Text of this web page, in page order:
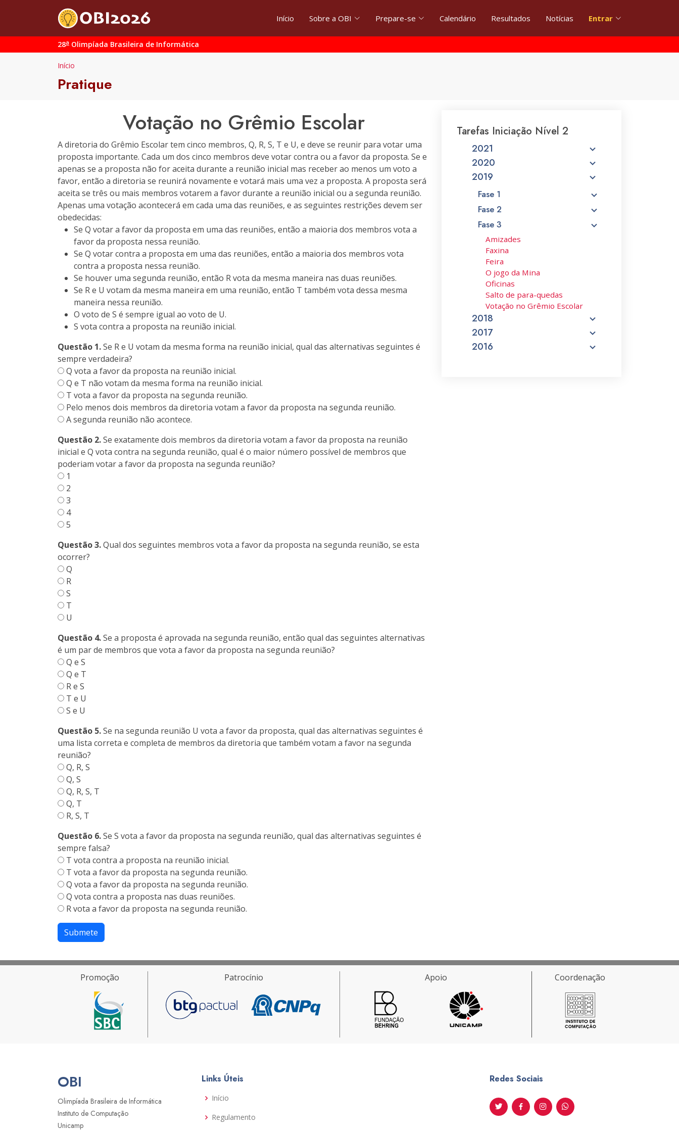
Início Sobre a OBI Prepare-se Calendário Resultados Notícias Entrar
28a Olimpíada Brasileira de Informática
Início
Pratique
Votação no Grêmio Escolar
A diretoria do Grêmio Escolar tem cinco membros, Q, R, S, T e U, e deve se reunir para votar uma
proposta importante. Cada um dos cinco membros deve votar contra ou a favor da proposta. Se e
apenas se a proposta não for aceita durante a reunião inicial mas receber ao menos um voto a
favor, então a diretoria se reunirá novamente e votará mais uma vez a proposta. A proposta será
aceita se três ou mais membros votarem a favor durante a reunião inicial ou a segunda reunião.
Apenas uma votação acontecerá em cada uma das reuniões, e as seguintes restrições devem ser
obedecidas:
Se Q votar a favor da proposta em uma das reuniões, então a maioria dos membros vota a
favor da proposta nessa reunião.
Se Q votar contra a proposta em uma das reuniões, então a maioria dos membros vota
contra a proposta nessa reunião.
Se houver uma segunda reunião, então R vota da mesma maneira nas duas reuniões.
Se R e U votam da mesma maneira em uma reunião, então T também vota dessa mesma
maneira nessa reunião.
O voto de S é sempre igual ao voto de U.
S vota contra a proposta na reunião inicial.
Questão 1.Se R e U votam da mesma forma na reunião inicial, qual das alternativas seguintes é
sempre verdadeira?
Q vota a favor da proposta na reunião inicial.
Q e T não votam da mesma forma na reunião inicial.
T vota a favor da proposta na segunda reunião.
Pelo menos dois membros da diretoria votam a favor da proposta na segunda reunião.
A segunda reunião não acontece.
Questão 2.Se exatamente dois membros da diretoria votam a favor da proposta na reunião
inicial e Q vota contra na segunda reunião, qual é o maior número possível de membros que
poderiam votar a favor da proposta na segunda reunião?
1
2
3
4
5
Questão 3.Qual dos seguintes membros vota a favor da proposta na segunda reunião, se esta
ocorrer?
Q
R
S
T
U
Questão 4.Se a proposta é aprovada na segunda reunião, então qual das seguintes alternativas
é um par de membros que vota a favor da proposta na segunda reunião?
Q e S
Q e T
R e S
T e U
S e U
Questão 5.Se na segunda reunião U vota a favor da proposta, qual das alternativas seguintes é
uma lista correta e completa de membros da diretoria que também votam a favor na segunda
reunião?
Q, R, S
Q, S
Q, R, S, T
Q, T
R, S, T
Questão 6.Se S vota a favor da proposta na segunda reunião, qual das alternativas seguintes é
sempre falsa?
T vota contra a proposta na reunião inicial.
T vota a favor da proposta na segunda reunião.
Q vota a favor da proposta na segunda reunião.
Q vota contra a proposta nas duas reuniões.
R vota a favor da proposta na segunda reunião.
Submete
Tarefas Iniciação Nível 2
2021
2020
2019
Fase 1
Fase 2
Fase 3
Amizades
Faxina
Feira
O jogo da Mina
Oficinas
Salto de para-quedas
Votação no Grêmio Escolar
2018
2017
2016
Promoção Patrocínio Apoio Coordenação
OBI
Olimpíada Brasileira de Informática
Instituto de Computação
Unicamp
Links Úteis
Início
Regulamento
Redes Sociais